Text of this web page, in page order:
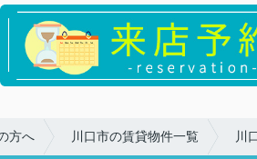
方へ 川口市の賃貸物件一覧 川